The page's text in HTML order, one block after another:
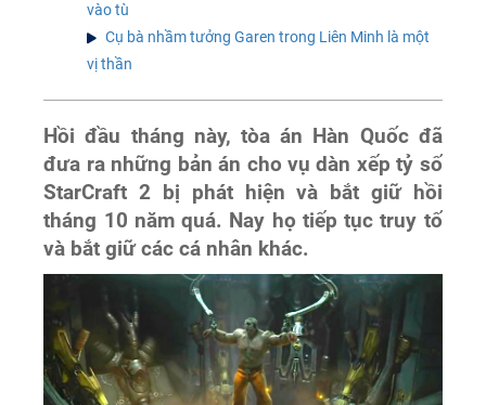
vào tù
Cụ bà nhầm tưởng Garen trong Liên Minh là một
vị thần
Hồi đầu tháng này, tòa án Hàn Quốc đã
đưa ra những bản án cho vụ dàn xếp tỷ số
StarCraft 2 bị phát hiện và bắt giữ hồi
tháng 10 năm quá. Nay họ tiếp tục truy tố
và bắt giữ các cá nhân khác.